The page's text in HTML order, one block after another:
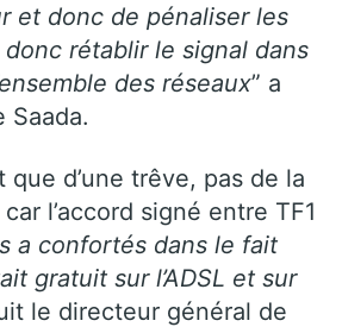
et donc de pénaliser les
rétablir le signal dans
des réseaux” a
Saada.
que d’une trêve, pas de la
l’accord signé entre TF1
a confortés dans le fait
gratuit sur l’ADSL et sur
le directeur général de